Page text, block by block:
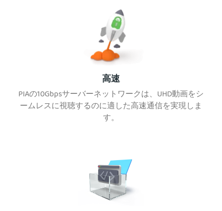
高速
PIAの10Gbpsサーバーネットワークは、UHD動画をシ
ームレスに視聴するのに適した高速通信を実現しま
す。